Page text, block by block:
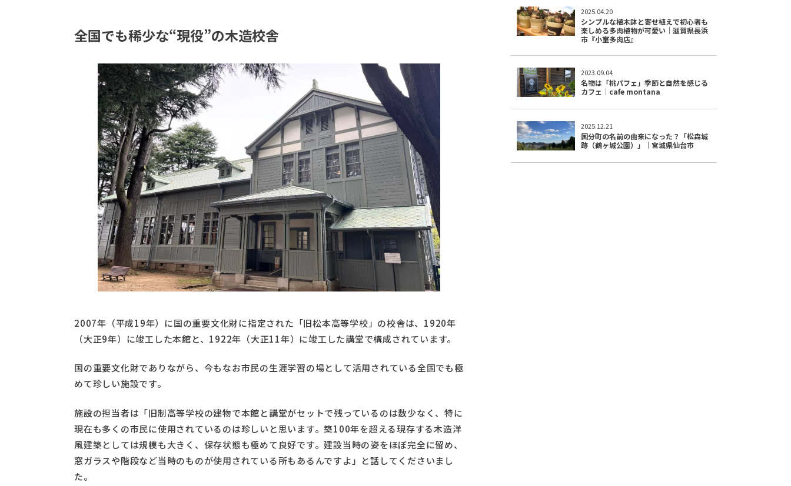
全国でも稀少な“現役”の木造校舎
2007年（平成19年）に国の重要文化財に指定された「旧松本高等学校」の校舎は、1920年
（大正9年）に竣工した本館と、1922年（大正11年）に竣工した講堂で構成されています。
国の重要文化財でありながら、今もなお市民の生涯学習の場として活用されている全国でも極
めて珍しい施設です。
施設の担当者は「旧制高等学校の建物で本館と講堂がセットで残っているのは数少なく、特に
現在も多くの市民に使用されているのは珍しいと思います。築100年を超える現存する木造洋
風建築としては規模も大きく、保存状態も極めて良好です。建設当時の姿をほぼ完全に留め、
窓ガラスや階段など当時のものが使用されている所もあるんですよ」と話してくださいまし
た。
2025.04.20
シンプルな植木鉢と寄せ植えで初心者も
楽しめる多肉植物が可愛い｜滋賀県長浜
市『小室多肉店』
2023.09.04
名物は「桃パフェ」季節と自然を感じる
カフェ│cafe montana
2025.12.21
国分町の名前の由来になった？「松森城
跡（鶴ヶ城公園）」｜宮城県仙台市